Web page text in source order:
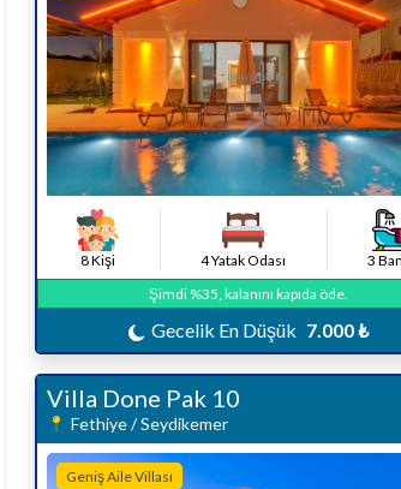
8 Kişi 4 Yatak Odası
3
Şimdi %35, kalanını kapıda öde.
Gecelik En Düşük 7.000 ₺
Villa Done Pak 10
Fethiye / Seydikemer
Geniş Aile Villası